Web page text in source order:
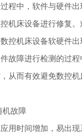
程中，软件与硬件
机床设备进行修复
控机床设备软硬件
故障进行检测的过
从而有效避免数控
机故障
用时间增加，易出